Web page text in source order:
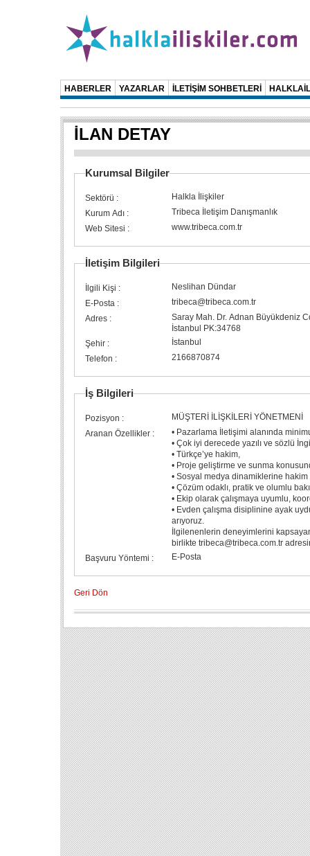
HABERLER YAZARLAR İLETİŞİM SOHBETLERİ
İLAN DETAY
Kurumsal Bilgiler
Sektörü :
Halkla İlişkiler
Kurum Adı :
Tribeca İletişim Danışmanlık
Web Sitesi :
www.tribeca.com.tr
İletişim Bilgileri
İlgili Kişi :
Neslihan Dündar
E-Posta :
tribeca@tribeca.com.tr
Adres :
Saray Mah. Dr. Adnan Büyükdeniz
İstanbul PK:34768
Şehir :
İstanbul
Telefon :
2166870874
İş Bilgileri
Pozisyon :
MÜŞTERİ İLİŞKİLERİ YÖNETMENİ
Aranan Özellikler :
• Pazarlama İletişimi alanında
• Çok iyi derecede yazılı ve sözlü
• Türkçe’ye hakim,
• Proje geliştirme ve sunma
• Sosyal medya dinamiklerine
• Çözüm odaklı, pratik ve olumlu
• Ekip olarak çalışmaya uyumlu,
• Evden çalışma disiplinine ayak
arıyoruz.
İlgilenenlerin deneyimlerini
birlikte tribeca@tribeca.com.tr
Başvuru Yöntemi :
E-Posta
Geri Dön